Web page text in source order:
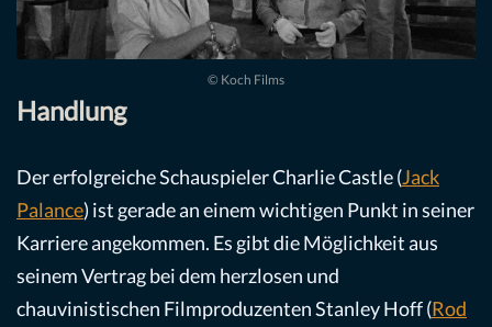
© Koch Films
Handlung
Der erfolgreiche Schauspieler Charlie Castle (Jack
Palance) ist gerade an einem wichtigen Punkt in seiner
Karriere angekommen. Es gibt die Möglichkeit aus
seinem Vertrag bei dem herzlosen und
chauvinistischen Filmproduzenten Stanley Hoff (Rod